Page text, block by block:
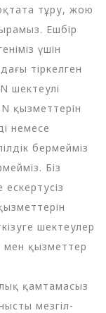
тұру, жою
Ешбір
үшін
тіркелген
шектеулі
қызметтерін
немесе
бермейміз
Біз
шектеулер
мен қызметтер
қамтамасыз
мезгіл-